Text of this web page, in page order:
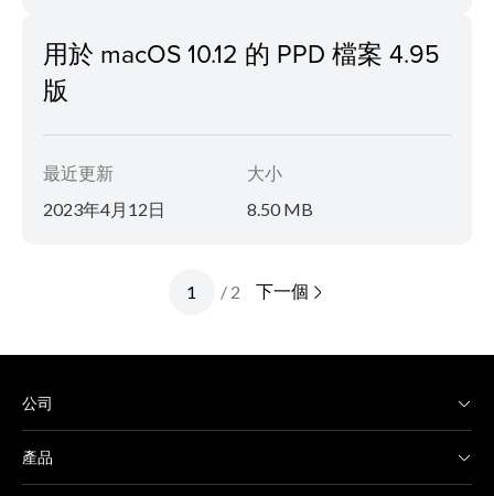
用於 macOS 10.12 的 PPD 檔案 4.95
版
最近更新
2023年4月12日
大小
8.50 MB
/ 2 下一個
公司
產品